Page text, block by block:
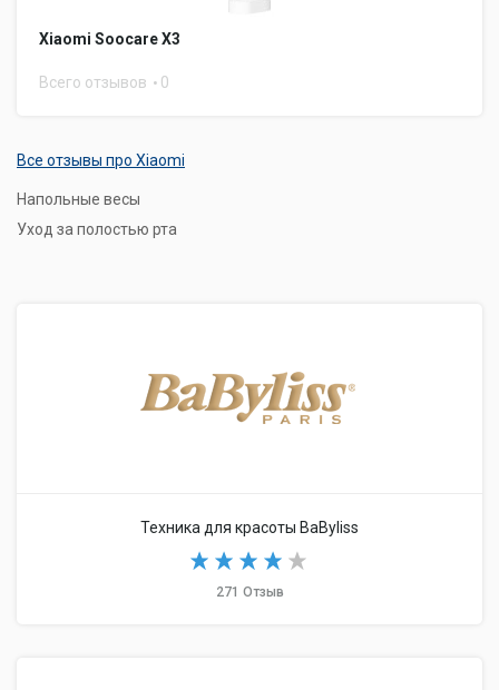
Xiaomi Soocare X3
Всего отзывов 0
Все отзывы про Xiaomi
Напольные весы
Уход за полостью рта
Техника для красоты BaByliss
271 Отзыв